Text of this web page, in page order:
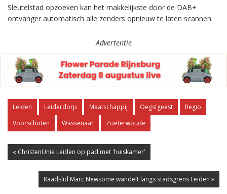
Sleutelstad opzoeken kan het makkelijkste door de DAB+
ontvanger automatisch alle zenders opnieuw te laten scannen.
Advertentie
Leiden Leiderdorp Maatschappij Oegstgeest
Regio
Voorschoten
Wassenaar Zoeterwoude
« ChristenUnie Leiden op pad met 'huiskamer'
Raadslid Marc Newsome wandelt langs stadsgrens Leiden »